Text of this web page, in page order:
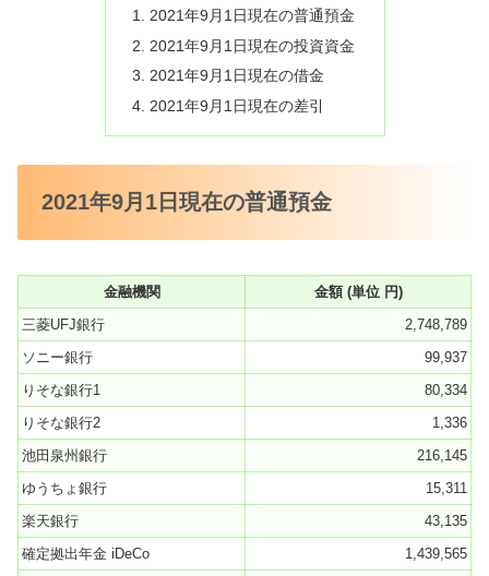
2021年9月1日現在の普通預金
2021年9月1日現在の投資資金
2021年9月1日現在の借金
2021年9月1日現在の差引
2021年9月1日現在の普通預金
金融機関
金額 (単位 円)
三菱UFJ銀行
2,748,789
ソニー銀行
99,937
りそな銀行1
80,334
りそな銀行2
1,336
池田泉州銀行
216,145
ゆうちょ銀行
15,311
楽天銀行
43,135
確定拠出年金 iDeCo
1,439,565